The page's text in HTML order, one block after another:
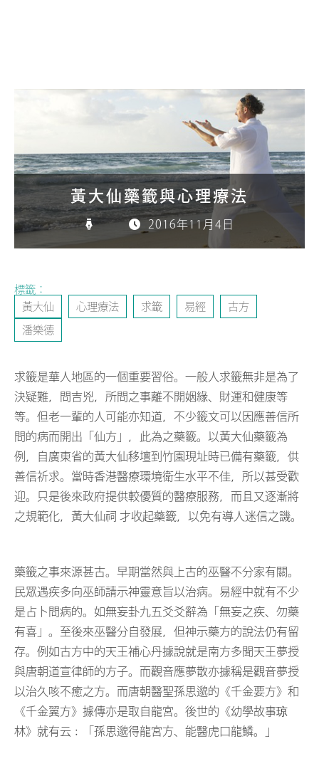
黃大仙藥籤與心理療法
2016年11月4日
標籤：
黃大仙
心理療法 求籤 易經 古方
潘樂德
求籤是華人地區的一個重要習俗。一般人求籤無非是為了
決疑難，問吉兇，所問之事離不開姻緣、財運和健康等
等。但老一輩的人可能亦知道，不少籤文可以因應善信所
問的病而開出「仙方」，此為之藥籤。以黃大仙藥籤為
例，自廣東省的黃大仙移壇到竹園現址時已備有藥籤，供
善信祈求。當時香港醫療環境衛生水平不佳，所以甚受歡
迎。只是後來政府提供較優質的醫療服務，而且又逐漸將
之規範化，黃大仙祠 才收起藥籤，以免有導人迷信之譏。
藥籤之事來源甚古。早期當然與上古的巫醫不分家有關。
民眾遇疾多向巫師請示神靈意旨以治病。易經中就有不少
是占卜問病的。如無妄卦九五爻爻辭為「無妄之疾、勿藥
有喜」。至後來巫醫分自發展，但神示藥方的說法仍有留
存。例如古方中的天王補心丹據說就是南方多聞天王夢授
與唐朝道宣律師的方子。而觀音應夢散亦據稱是觀音夢授
以治久咳不癒之方。而唐朝醫聖孫思邈的《千金要方》和
《千金翼方》據傳亦是取自龍宮。後世的《幼學故事琼
林》就有云﹕「孫思邈得龍宮方、能醫虎口龍鱗。」